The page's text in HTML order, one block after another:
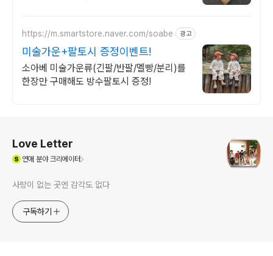
https://m.smartstore.naver.com/soabe 광고
미술가운+팔토시 증정이벤트!
소아베 미술가운류(긴팔/반팔/멜빵/분리)를
한장만 구매해도 방수팔토시 증정!
Love Letter
연애 분야 크리에이터
사랑이 없는 곳엔 감각도 없다
구독하기